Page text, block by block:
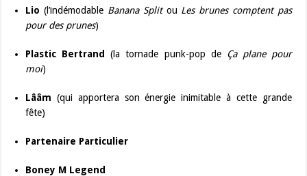
Lio (l’indémodable Banana Splitou Les brunes comptent pas
pour des prunes)
Plastic Bertrand (la tornade punk-pop de Ça plane pour
moi)
Lââm (qui apportera son énergie inimitable à cette grande
fête)
Partenaire Particulier
Boney M Legend